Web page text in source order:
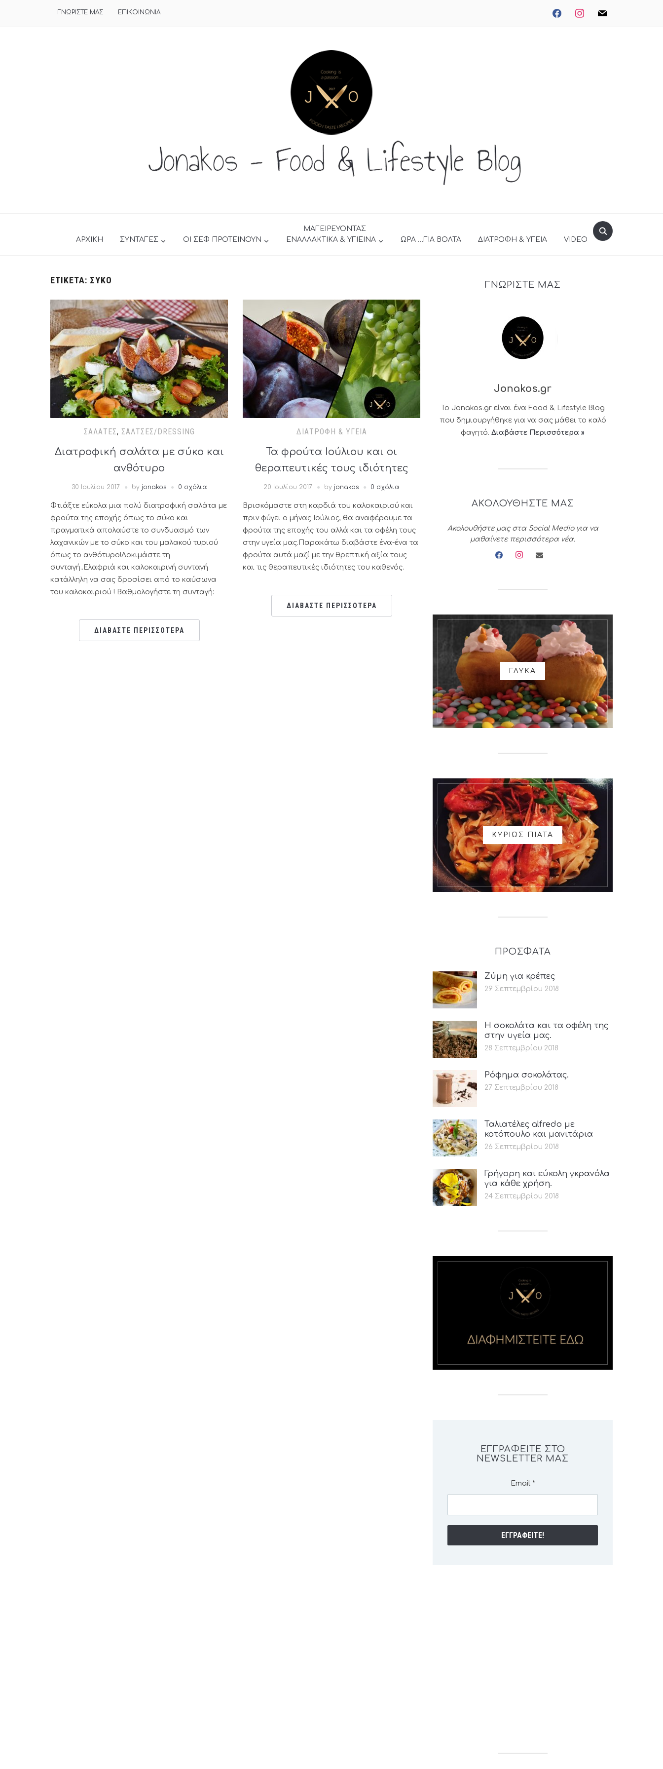
facebookinstagrammail
ΓΝΩΡΙΣΤΕ ΜΑΣ ΕΠΙΚΟΙΝΩΝΙΑ
ΑΡΧΙΚΗ ΣΥΝΤΑΓΕΣ ΟΙ ΣΕΦ ΠΡΟΤΕΙΝΟΥΝ
ΜΑΓΕΙΡΕΥΟΝΤΑΣ
ΕΝΑΛΛΑΚΤΙΚΑ & ΥΓΙΕΙΝΑ
ΩΡΑ …ΓΙΑ ΒΟΛΤΑ ΔΙΑΤΡΟΦΗ & ΥΓΕΙΑ VIDEO
ΕΤΙΚΈΤΑ: ΣΥΚΟ
ΣΑΛΆΤΕΣ, ΣΆΛΤΣΕΣ/DRESSING
Διατροφική σαλάτα με σύκο και
ανθότυρο
30 Ιουλίου 2017 by jonakos 0 σχόλια
Φτιάξτε εύκολα μια πολύ διατροφική σαλάτα με
φρούτα της εποχής όπως το σύκο και
πραγματικά απολαύστε το συνδυασμό των
λαχανικών με το σύκο και του μαλακού τυριού
όπως το ανθότυρο!Δοκιμάστε τη
συνταγή..Ελαφριά και καλοκαιρινή συνταγή
κατάλληλη να σας δροσίσει από το καύσωνα
του καλοκαιριού ! Βαθμολογήστε τη συνταγή:
ΔΙΑΒΑΣΤΕ ΠΕΡΙΣΣΟΤΕΡΑ
ΔΙΑΤΡΟΦΉ & ΥΓΕΊΑ
Τα φρούτα Ιούλιου και οι
θεραπευτικές τους ιδιότητες
20 Ιουλίου 2017 by jonakos 0 σχόλια
Βρισκόμαστε στη καρδιά του καλοκαιριού και
πριν φύγει ο μήνας Ιούλιος, θα αναφέρουμε τα
φρούτα της εποχής του αλλά και τα οφέλη τους
στην υγεία μας.Παρακάτω διαβάστε ένα-ένα τα
φρούτα αυτά μαζί με την θρεπτική αξία τους
και τις θεραπευτικές ιδιότητες του καθενός.
ΔΙΑΒΑΣΤΕ ΠΕΡΙΣΣΟΤΕΡΑ
ΓΝΩΡΙΣΤΕ ΜΑΣ
Jonakos.gr
Το Jonakos.gr είναι ένα Food & Lifestyle Blog
που δημιουργήθηκε για να σας μάθει το καλό
φαγητό. Διαβάστε Περισσότερα »
ΑΚΟΛΟΥΘΗΣΤΕ ΜΑΣ
Ακολουθήστε μας στα Social Media για να
μαθαίνετε περισσότερα νέα.
facebookinstagramenvelope
ΓΛΥΚΑ
ΚΥΡΙΩΣ ΠΙΑΤΑ
ΠΡΟΣΦΑΤΑ
Ζύμη για κρέπες
29 Σεπτεμβρίου 2018
Η σοκολάτα και τα οφέλη της
στην υγεία μας.
28 Σεπτεμβρίου 2018
Ρόφημα σοκολάτας.
27 Σεπτεμβρίου 2018
Ταλιατέλες alfredo με
κοτόπουλο και μανιτάρια
26 Σεπτεμβρίου 2018
Γρήγορη και εύκολη γκρανόλα
για κάθε χρήση.
24 Σεπτεμβρίου 2018
ΕΓΓΡΑΦΕΊΤΕ ΣΤΟ
NEWSLETTER ΜΑΣ
Email *